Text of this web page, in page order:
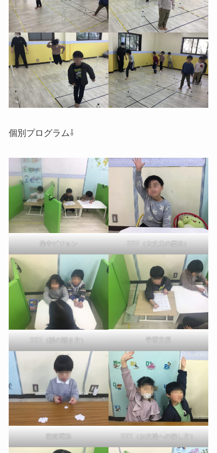
個別プログラム⇩
集中ビジョン SST（大丈夫の魔法）
SST（話の聴き方） 学習支援
微細運動 SST（お友達への接し方）